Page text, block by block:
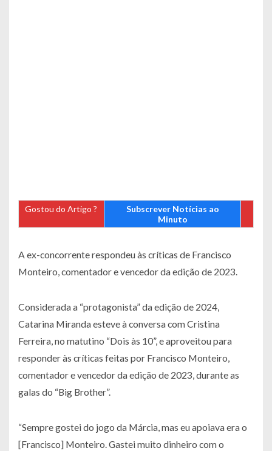
Gostou do Artigo ?
Subscrever Notícias ao
Minuto
A ex-concorrente respondeu às críticas de Francisco
Monteiro, comentador e vencedor da edição de 2023.
Considerada a “protagonista” da edição de 2024,
Catarina Miranda esteve à conversa com Cristina
Ferreira, no matutino “Dois às 10”, e aproveitou para
responder às críticas feitas por Francisco Monteiro,
comentador e vencedor da edição de 2023, durante as
galas do “Big Brother”.
“Sempre gostei do jogo da Márcia, mas eu apoiava era o
[Francisco] Monteiro. Gastei muito dinheiro com o